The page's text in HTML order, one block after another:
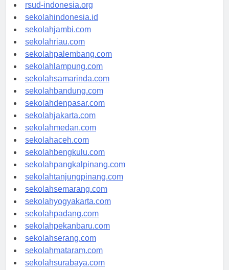
rsud-indonesia.org
sekolahindonesia.id
sekolahjambi.com
sekolahriau.com
sekolahpalembang.com
sekolahlampung.com
sekolahsamarinda.com
sekolahbandung.com
sekolahdenpasar.com
sekolahjakarta.com
sekolahmedan.com
sekolahaceh.com
sekolahbengkulu.com
sekolahpangkalpinang.com
sekolahtanjungpinang.com
sekolahsemarang.com
sekolahyogyakarta.com
sekolahpadang.com
sekolahpekanbaru.com
sekolahserang.com
sekolahmataram.com
sekolahsurabaya.com